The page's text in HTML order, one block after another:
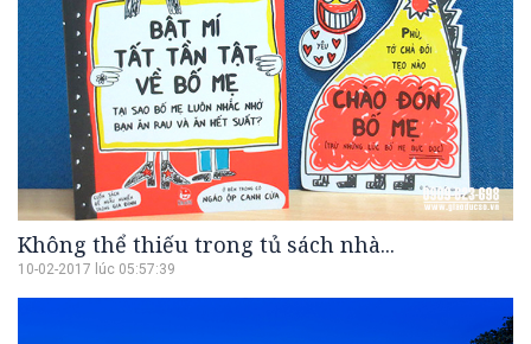
Không thể thiếu trong tủ sách nhà...
10-02-2017 lúc 05:57:39